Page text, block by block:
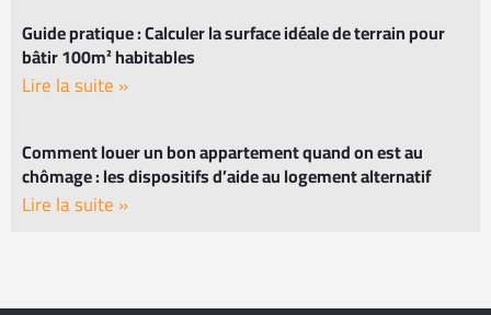
Guide pratique : Calculer la surface idéale de terrain pour
bâtir 100m² habitables
Lire la suite »
Comment louer un bon appartement quand on est au
chômage : les dispositifs d’aide au logement alternatif
Lire la suite »